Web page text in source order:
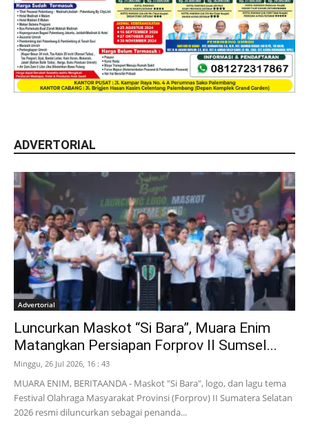
ADVERTORIAL
Advertorial
Luncurkan Maskot “Si Bara”, Muara Enim
Matangkan Persiapan Forprov II Sumsel...
Minggu, 26 Jul 2026, 16 : 43
MUARA ENIM, BERITAANDA - Maskot "Si Bara", logo, dan lagu tema
Festival Olahraga Masyarakat Provinsi (Forprov) II Sumatera Selatan
2026 resmi diluncurkan sebagai penanda...